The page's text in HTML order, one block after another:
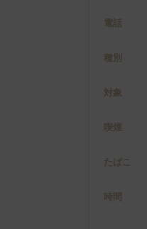
電話
種別
対象
喫煙
たばこ
時間